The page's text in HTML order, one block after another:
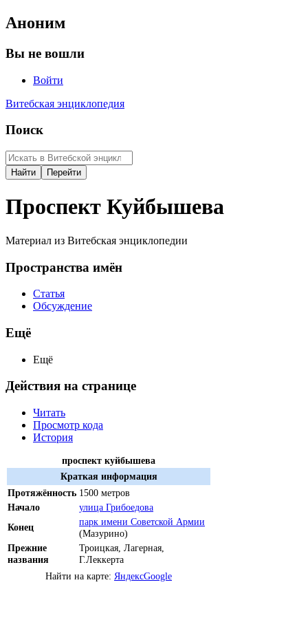
Аноним
Вы не вошли
Войти
Витебская энциклопедия
Поиск
Проспект Куйбышева
Материал из Витебская энциклопедии
Пространства имён
Статья
Обсуждение
Ещё
Ещё
Действия на странице
Читать
Просмотр кода
История
проспект куйбышева
Краткая информация
Протяжённость 1500 метров
Начало
улица Грибоедова
Конец
парк имени Советской Армии
(Мазурино)
Прежние
названия
Троицкая, Лагерная,
Г.Леккерта
Найти на карте: ЯндексGoogle